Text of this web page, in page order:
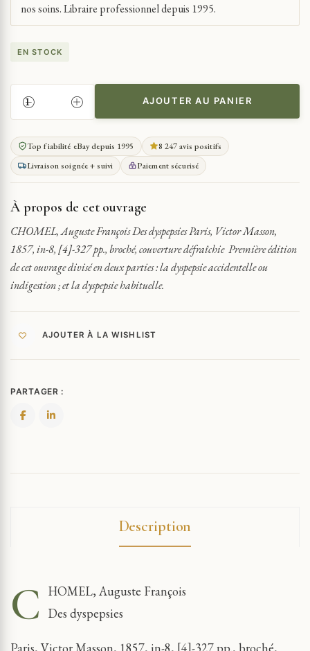
nos soins. Libraire professionnel depuis 1995.
EN STOCK
QUANTITÉ
DE
DYSPEPSIES
1857
EO
AJOUTER AU PANIER
Top fiabilité eBay depuis 1995
8 247 avis positifs
Livraison soignée + suivi
Paiement sécurisé
À propos de cet ouvrage
CHOMEL, Auguste François Des dyspepsies Paris, Victor Masson,
1857, in-8, [4]-327 pp., broché, couverture défraîchie Première édition
de cet ouvrage divisé en deux parties : la dyspepsie accidentelle ou
indigestion ; et la dyspepsie habituelle.
AJOUTER À LA WISHLIST
PARTAGER :
Description
C
HOMEL, Auguste François
Des dyspepsies
Paris, Victor Masson, 1857, in-8, [4]-327 pp., broché,